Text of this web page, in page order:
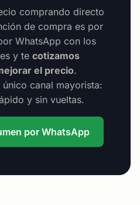
comprando directo
de compra es por
WhatsApp con los
y te cotizamos
el precio.
canal mayorista:
y sin vueltas.
por WhatsApp